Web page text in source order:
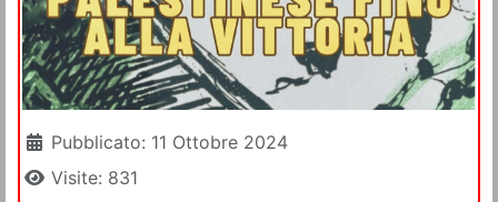
Dettagli
Pubblicato: 11 Ottobre 2024
Visite: 831